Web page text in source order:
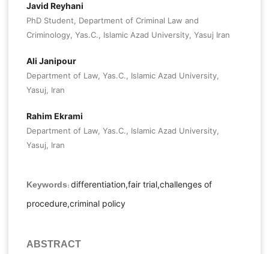
Javid Reyhani
PhD Student, Department of Criminal Law and
Criminology, Yas.C., Islamic Azad University, Yasuj Iran
Ali Janipour
Department of Law, Yas.C., Islamic Azad University,
Yasuj, Iran
Rahim Ekrami
Department of Law, Yas.C., Islamic Azad University,
Yasuj, Iran
Keywords: differentiation,fair trial,challenges of
procedure,criminal policy
ABSTRACT